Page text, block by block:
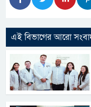
এই বিভাগের আরো